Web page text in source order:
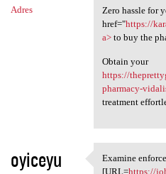
Adres
Zero hassle for
href="https://
a>to buy the
Obtain your
https://
pharmacy-
treatment
oyiceyu Examine
Examine
[URL=https://